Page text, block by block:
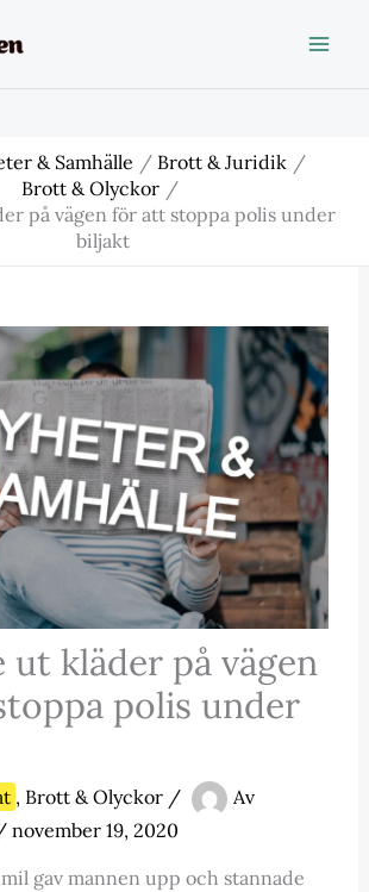
& Samhälle
Brott & Juridik
Brott & Olyckor
på vägen för att stoppa polis under
biljakt
ut kläder på vägen
polis under
, Brott & Olyckor/
Av
november 19, 2020
gav mannen upp och stannade